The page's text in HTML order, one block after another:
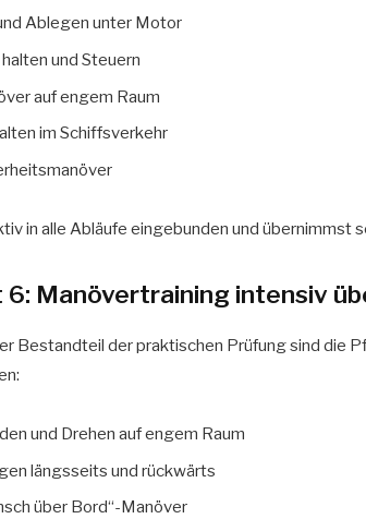
Ablegen unter Motor
und Steuern
auf engem Raum
im Schiffsverkehr
in alle Abläufe eingebunden und übernimmst
Manövertraining intensiv
Bestandteil der praktischen Prüfung sind die
und Drehen auf engem Raum
längsseits und rückwärts
über Bord“-Manöver